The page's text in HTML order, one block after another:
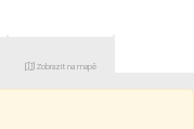
Zobrazit na mapě